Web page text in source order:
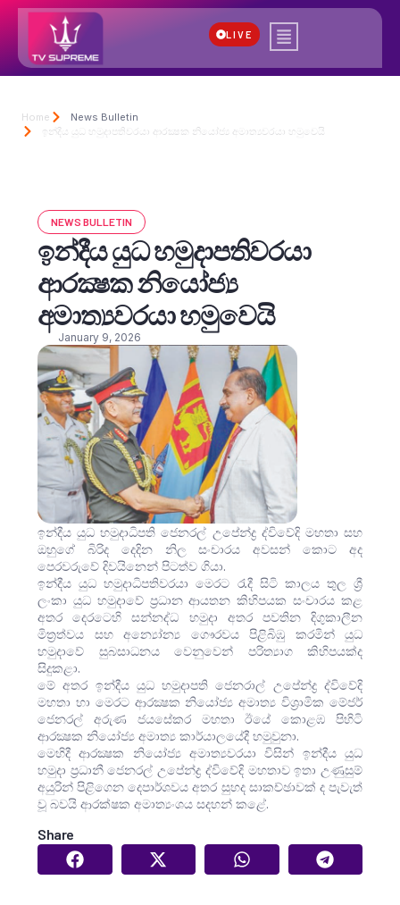
LIVE
Home
News Bulletin
ඉන්දීය යුධ හමුදාපතිවරයා ආරක්‍ෂක නියෝජ්‍ය අමාත්‍යවරයා හමුවෙයි
NEWS BULLETIN
ඉන්දීය යුධ හමුදාපතිවරයා
ආරක්‍ෂක නියෝජ්‍ය
අමාත්‍යවරයා හමුවෙයි
January 9, 2026
ඉන්දීය යුධ හමුදාධිපති ජෙනරල් උපේන්ද්‍ර ද්විවේදි මහතා සහ
ඔහුගේ බිරිද දෙදින නිල සංචාරය අවසන් කොට අද
පෙරවරුවේ දිවයිනෙන් පිටත්ව ගියා.
ඉන්දීය යුධ හමුදාධිපතිවරයා මෙරට රැදී සිටි කාලය තුල ශ්‍රී
ලංකා යුධ හමුදාවේ ප්‍රධාන ආයතන කිහිපයක සංචාරය කළ
අතර දෙරටෙහි සන්නද්ධ හමුදා අතර පවතින දිගුකාලීන
මිත්‍රත්වය සහ අන්‍යෝන්‍ය ගෞරවය පිළිබිඹු කරමින් යුධ
හමුදාවේ සුබසාධනය වෙනුවෙන් පරිත්‍යාග කිහිපයක්ද
සිදුකළා.
මේ අතර ඉන්දීය යුධ හමුදාපති ජෙනරාල් උපේන්ද්‍ර ද්විවේදි
මහතා හා මෙරට ආරක්‍ෂක නියෝජ්‍ය අමාත්‍ය විශ්‍රාමික මේජර්
ජෙනරල් අරුණ ජයසේකර මහතා ඊයේ කොළඹ පිහිටි
ආරක්‍ෂක නියෝජ්‍ය අමාත්‍ය කාර්යාලයේදී හමුවුනා.
මෙහිදී ආරක්‍ෂක නියෝජ්‍ය අමාත්‍යවරයා විසින් ඉන්දීය යුධ
හමුදා ප්‍රධානී ජෙනරල් උපේන්ද්‍ර ද්විවේදි මහතාව ඉතා උණුසුම්
අයුරින් පිළිගෙන දෙපාර්ශවය අතර සුහද සාකච්ඡාවක් ද පැවැත්
වූ බවයි ආරක්ෂක අමාත්‍යංශය සදහන් කළේ.
Share